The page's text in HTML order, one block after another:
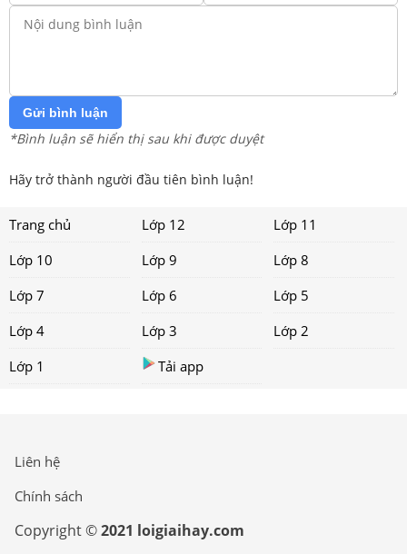
Gửi bình luận
*Bình luận sẽ hiển thị sau khi được duyệt
Hãy trở thành người đầu tiên bình luận!
Trang chủ Lớp 12
Lớp 11
Lớp 10
Lớp 9
Lớp 8
Lớp 7
Lớp 6
Lớp 5
Lớp 4
Lớp 3
Lớp 2
Lớp 1
Tải app
Liên hệ
Chính sách
Copyright ©2021 loigiaihay.com